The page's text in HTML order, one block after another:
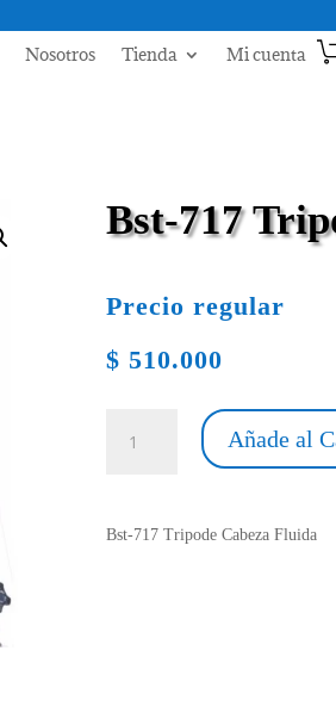
Nosotros Tienda Mi cuenta
Bst-717
Precio regular
$ 510.000
717
Fluida
Añade al
Bst-717 Tripode Cabeza Fluida